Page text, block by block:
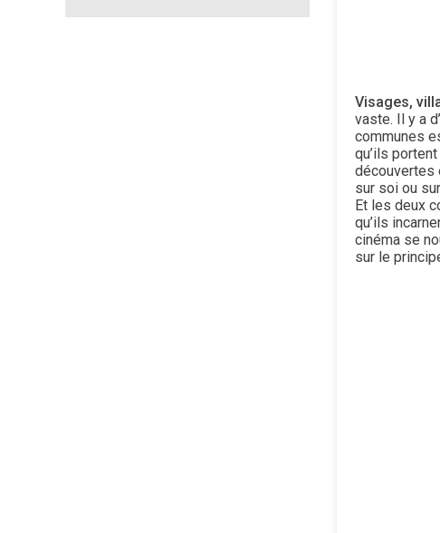
Visages,
vaste. Il y a
communes
qu’ils
découvertes
sur soi ou
Et les deux
qu’ils
cinéma se
sur le